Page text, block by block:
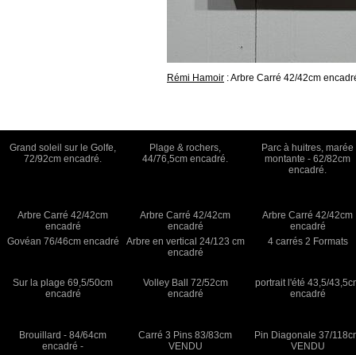
Rémi Hamoir : Arbre Carré 42/42cm
Grand soleil sur le Golfe,
72/92cm encadré.
Plage & rochers,
44/76,5cm encadré.
Parc à huitres, marée
montante - 62/82cm
encadré.
Arbre Carré 42/42cm
encadré
Arbre Carré 42/42cm
encadré
Arbre Carré 42/42cm
encadré
Govéan 76/46cm encadré
Arbre en vertical 24/123 cm
encadré
4 carrés 2 Formats
Sur la plage 69,5/50cm
encadré
Volley Ball 72/52cm
encadré
portrait l'été 43,5/
encadré
Brouillard - 84/64cm
encadré -
Carré 3 Pins 83/83cm
VENDU
Pin Diagonale 37/
VENDU